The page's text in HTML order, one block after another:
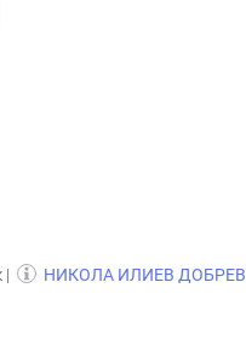
| НИКОЛА ИЛИЕВ ДОБРЕВ